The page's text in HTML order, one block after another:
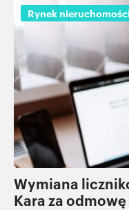
Rynek nieruchomości
Wymiana
Kara za odmowę